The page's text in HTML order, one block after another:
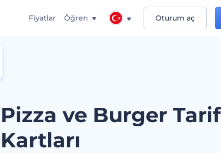
Fiyatlar Öğren Oturum aç
Pizza ve Burger Tarif
Kartları